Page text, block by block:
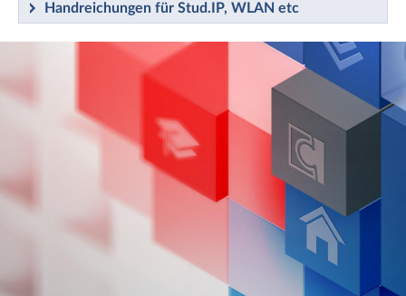
Handreichungen für Stud.IP, WLAN etc